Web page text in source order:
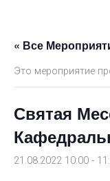
« Все
Это мероприятие
Святая
21.08.2022 10:00 -